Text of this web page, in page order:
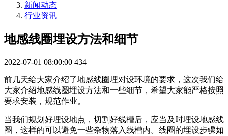
新闻动态
行业资讯
地感线圈埋设方法和细节
2022-07-01 08:00:00 434
前几天给大家介绍了地感线圈埋对设环境的要求，这次我们给
大家介绍地感线圈埋设方法和一些细节，希望大家能严格按照
要求安装，规范作业。
当我们规划好埋设地点，切割好线槽后，应当及时埋设地感线
圈，这样的可以避免一些杂物落入线槽内。线圈的埋设步骤如